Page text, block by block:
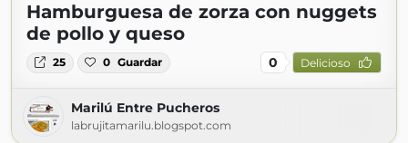
Hamburguesa de zorza con nuggets
de pollo y queso
25 0 Guardar 0 Delicioso
Marilú Entre Pucheros
labrujitamarilu.blogspot.com